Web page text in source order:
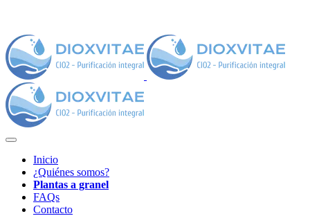
Inicio
¿Quiénes somos?
Plantas a granel
FAQs
Contacto